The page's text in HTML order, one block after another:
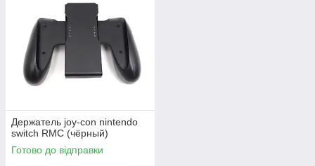
Держатель joy-con nintendo
switch RMC (чёрный)
Готово до відправки